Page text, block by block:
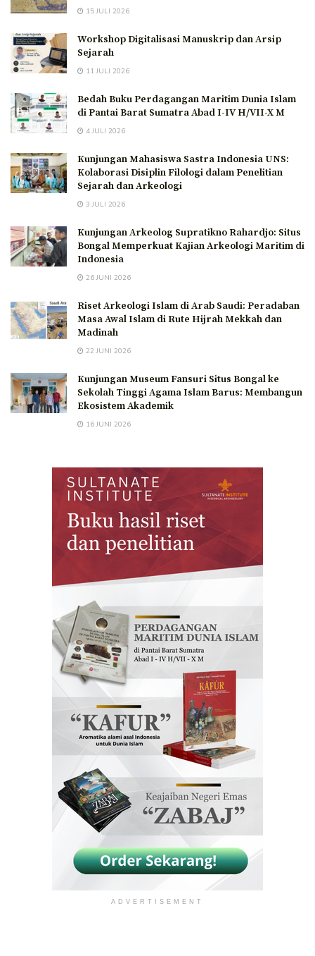
15 JULI 2026
Workshop Digitalisasi Manuskrip dan Arsip
Sejarah
11 JULI 2026
Bedah Buku Perdagangan Maritim Dunia Islam
di Pantai Barat Sumatra Abad I-IV H/VII-X M
4 JULI 2026
Kunjungan Mahasiswa Sastra Indonesia UNS:
Kolaborasi Disiplin Filologi dalam Penelitian
Sejarah dan Arkeologi
3 JULI 2026
Kunjungan Arkeolog Supratikno Rahardjo: Situs
Bongal Memperkuat Kajian Arkeologi Maritim di
Indonesia
26 JUNI 2026
Riset Arkeologi Islam di Arab Saudi: Peradaban
Masa Awal Islam di Rute Hijrah Mekkah dan
Madinah
22 JUNI 2026
Kunjungan Museum Fansuri Situs Bongal ke
Sekolah Tinggi Agama Islam Barus: Membangun
Ekosistem Akademik
16 JUNI 2026
ADVERTISEMENT